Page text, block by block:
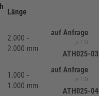
Länge
2.000 -
2.000 mm
auf Anfrage
je 1 St
ATH025-03
1.000 -
1.000 mm
auf Anfrage
je 1 St
ATH025-04